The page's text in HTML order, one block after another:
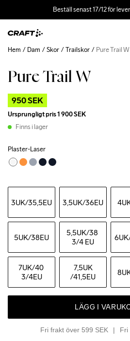
Beställ senast 17/12 för
Pure Trail W
950 SEK
Ursprungligt pris1 900 SEK
Finns i lager
Plaster-Laser
3UK/35,5EU 3,5UK/36EU
5UK/38EU 5,5UK/38
3/4 EU
6UK
7UK/40
3/4EU
7,5UK
/41,5EU
LÄGG I
Fri frakt över 599 SEK Fri
Hem Dam Skor Trailskor Pure Trail W
Outlet